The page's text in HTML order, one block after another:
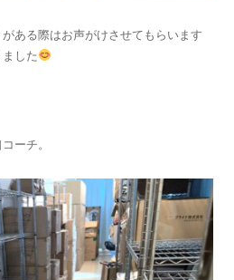
がある際はお声がけさせてもらいます
した
ーチ。